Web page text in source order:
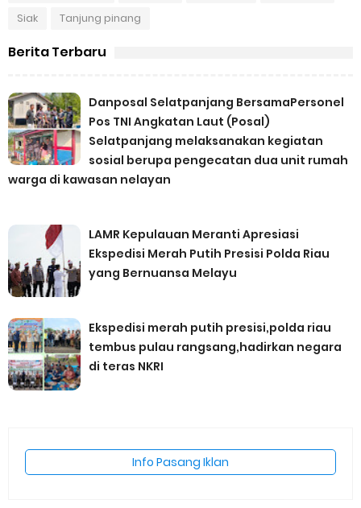
Siak
Tanjung pinang
Berita Terbaru
Danposal Selatpanjang BersamaPersonel
Pos TNI Angkatan Laut (Posal)
Selatpanjang melaksanakan kegiatan
sosial berupa pengecatan dua unit rumah
warga di kawasan nelayan
LAMR Kepulauan Meranti Apresiasi
Ekspedisi Merah Putih Presisi Polda Riau
yang Bernuansa Melayu
Ekspedisi merah putih presisi,polda riau
tembus pulau rangsang,hadirkan negara
di teras NKRI
Info Pasang Iklan